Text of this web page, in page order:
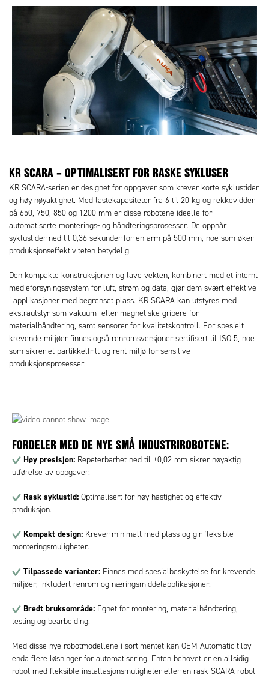
KR SCARA – OPTIMALISERT FOR RASKE SYKLUSER
KR SCARA-serien er designet for oppgaver som krever korte syklustider
og høy nøyaktighet. Med lastekapasiteter fra 6 til 20 kg og rekkevidder
på 650, 750, 850 og 1200 mm er disse robotene ideelle for
automatiserte monterings- og håndteringsprosesser. De oppnår
syklustider ned til 0,36 sekunder for en arm på 500 mm, noe som øker
produksjonseffektiviteten betydelig.
Den kompakte konstruksjonen og lave vekten, kombinert med et internt
medieforsyningssystem for luft, strøm og data, gjør dem svært effektive
i applikasjoner med begrenset plass. KR SCARA kan utstyres med
ekstrautstyr som vakuum- eller magnetiske gripere for
materialhåndtering, samt sensorer for kvalitetskontroll. For spesielt
krevende miljøer finnes også renromsversjoner sertifisert til ISO 5, noe
som sikrer et partikkelfritt og rent miljø for sensitive
produksjonsprosesser.
FORDELER MED DE NYE SMÅ INDUSTRIROBOTENE:
Høy presisjon: Repeterbarhet ned til ±0,02 mm sikrer nøyaktig
utførelse av oppgaver.
Rask syklustid: Optimalisert for høy hastighet og effektiv
produksjon.
Kompakt design: Krever minimalt med plass og gir fleksible
monteringsmuligheter.
Tilpassede varianter: Finnes med spesialbeskyttelse for krevende
miljøer, inkludert renrom og næringsmiddelapplikasjoner.
Bredt bruksområde: Egnet for montering, materialhåndtering,
testing og bearbeiding.
Med disse nye robotmodellene i sortimentet kan OEM Automatic tilby
enda flere løsninger for automatisering. Enten behovet er en allsidig
robot med fleksible installasjonsmuligheter eller en rask SCARA-robot